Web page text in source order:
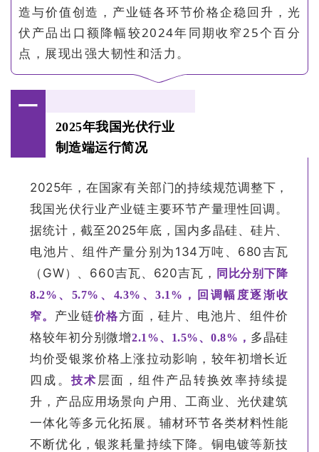
造与价值创造，产业链各环节价格企稳回升，光
伏产品出口额降幅较2024年同期收窄25个百分
点，展现出强大韧性和活力。
一
2025年我国光伏行业
制造端运行简况
2025年，在国家有关部门的持续规范调整下，
我国光伏行业产业链主要环节产量理性回调。
据统计，截至2025年底，国内多晶硅、硅片、
电池片、组件产量分别为134万吨、680吉瓦
（GW）、660吉瓦、620吉瓦，
同比分别下降
8.2%、5.7%、4.3%、3.1%，回调幅度逐渐收
窄。 产业链价格方面，硅片、电池片、组件价
格较年初分别微增2.1%、1.5%、0.8%， 多晶硅
均价受银浆价格上涨拉动影响，较年初增长近
四成。 技术 层面，组件产品转换效率持续提
升，产品应用场景向户用、工商业、光伏建筑
一体化等多元化拓展。辅材环节各类材料性能
不断优化，银浆耗量持续下降。铜电镀等新技